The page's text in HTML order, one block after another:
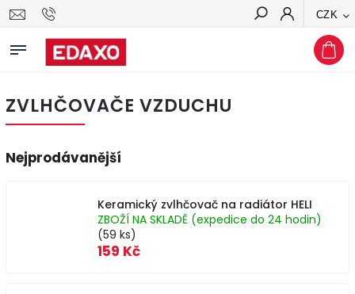
CZK
Hledat
ZVLHČOVAČE VZDUCHU
Nejprodávanější
Keramický zvlhčovač na radiátor HELI
ZBOŽÍ NA SKLADĚ (expedice do 24 hodin)
(59 ks)
159 Kč